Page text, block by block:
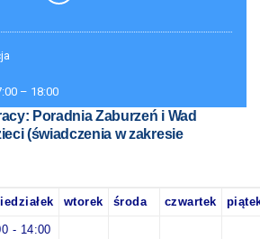
– 18:00
Poradnia Zaburzeń i Wad
(świadczenia w zakresie
wtorek środa czwartek
- 14:00